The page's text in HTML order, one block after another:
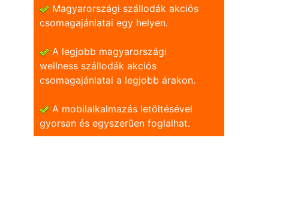
Magyarországi szállodák akciós
csomagajánlatai egy helyen.
A legjobb magyarországi
wellness szállodák akciós
csomagajánlatai a legjobb árakon.
A mobilalkalmazás letöltésével
gyorsan és egyszerũen foglalhat.